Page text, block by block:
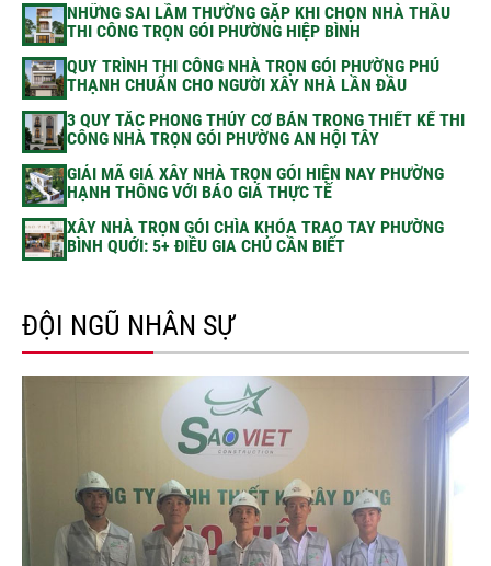
NHỮNG SAI LẦM THƯỜNG GẶP KHI CHỌN NHÀ THẦU
THI CÔNG TRỌN GÓI PHƯỜNG HIỆP BÌNH
QUY TRÌNH THI CÔNG NHÀ TRỌN GÓI PHƯỜNG PHÚ
THẠNH CHUẨN CHO NGƯỜI XÂY NHÀ LẦN ĐẦU
3 QUY TẮC PHONG THỦY CƠ BẢN TRONG THIẾT KẾ THI
CÔNG NHÀ TRỌN GÓI PHƯỜNG AN HỘI TÂY
GIẢI MÃ GIÁ XÂY NHÀ TRỌN GÓI HIỆN NAY PHƯỜNG
HẠNH THÔNG VỚI BÁO GIÁ THỰC TẾ
XÂY NHÀ TRỌN GÓI CHÌA KHÓA TRAO TAY PHƯỜNG
BÌNH QUỚI: 5+ ĐIỀU GIA CHỦ CẦN BIẾT
ĐỘI NGŨ NHÂN SỰ